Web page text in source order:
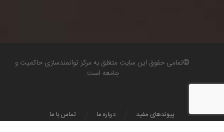
©تمامی حقوق این سایت متعلق به مرکز توانمندسازی حاکمیت و
جامعه است.
تماس با ما درباره ما پیوندهای مفید